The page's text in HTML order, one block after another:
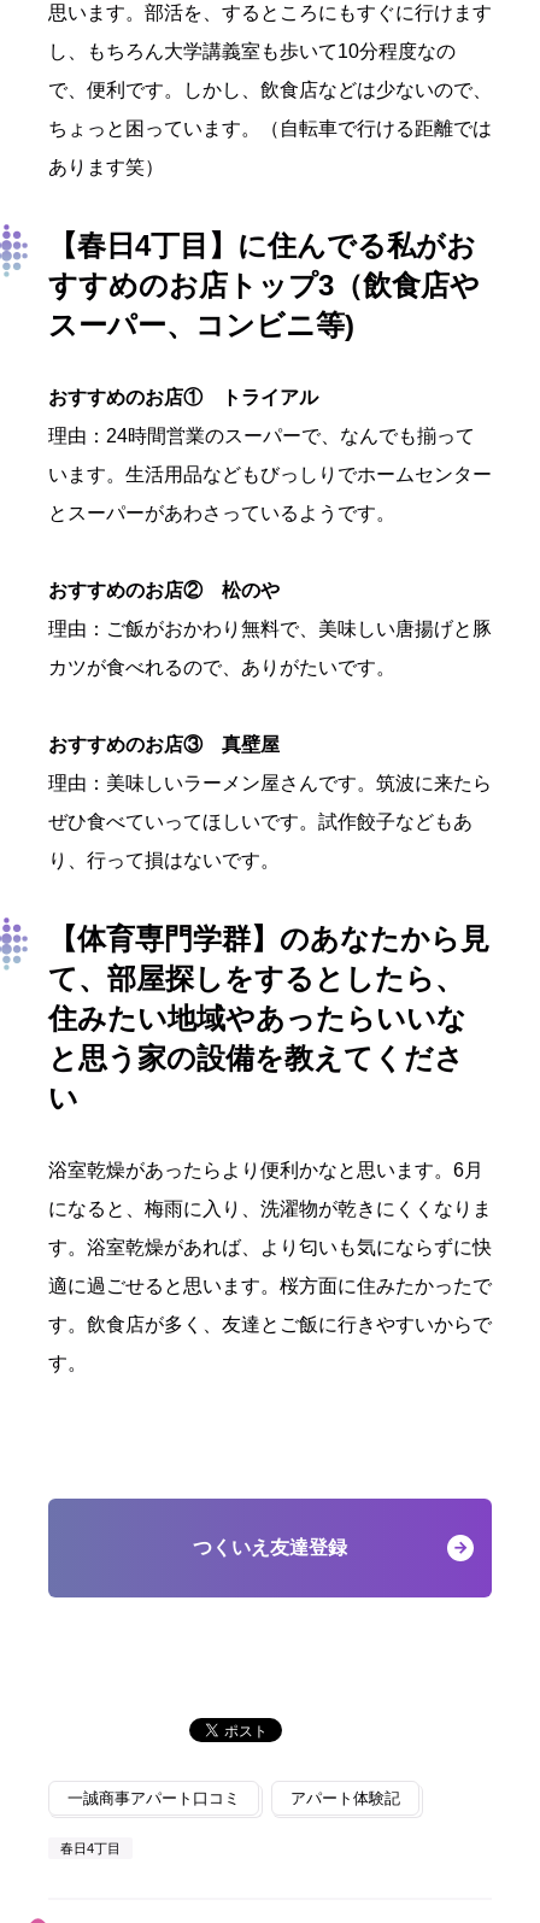
思います。部活を、するところにもすぐに行けます
し、もちろん大学講義室も歩いて10分程度なの
で、便利です。しかし、飲食店などは少ないので、
ちょっと困っています。（自転車で行ける距離では
あります笑）
【春日4丁目】 に住んでる私がお
すすめのお店トップ3（飲食店や
スーパー、コンビニ等)
おすすめのお店① トライアル
理由：24時間営業のスーパーで、なんでも揃って
います。生活用品などもびっしりでホームセンター
とスーパーがあわさっているようです。
おすすめのお店② 松のや
理由：ご飯がおかわり無料で、美味しい唐揚げと豚
カツが食べれるので、ありがたいです。
おすすめのお店③ 真壁屋
理由：美味しいラーメン屋さんです。筑波に来たら
ぜひ食べていってほしいです。試作餃子などもあ
り、行って損はないです。
【体育専門学群】 のあなたから見
て、部屋探しをするとしたら、
住みたい地域やあったらいいな
と思う家の設備を教えてくださ
い
浴室乾燥があったらより便利かなと思います。6月
になると、梅雨に入り、洗濯物が乾きにくくなりま
す。浴室乾燥があれば、より匂いも気にならずに快
適に過ごせると思います。桜方面に住みたかったで
す。飲食店が多く、友達とご飯に行きやすいからで
す。
つくいえ友達登録
一誠商事アパート口コミ アパート体験記
春日4丁目